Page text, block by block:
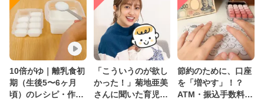
10倍がゆ｜離乳食初
期（生後5〜6ヶ月
頃）のレシピ・作り
「こういうのが欲し
かった！」菊地亜美
さんに聞いた育児
節約のために、口座
を「増やす」！？
ATM・振込手数料の